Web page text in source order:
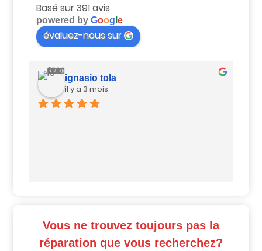
Basé sur 391 avis
powered byGoog le
évaluez-nous sur
ignasio tola
il y a 3 mois
Vous ne trouvez toujours pas la
réparation que vous recherchez?